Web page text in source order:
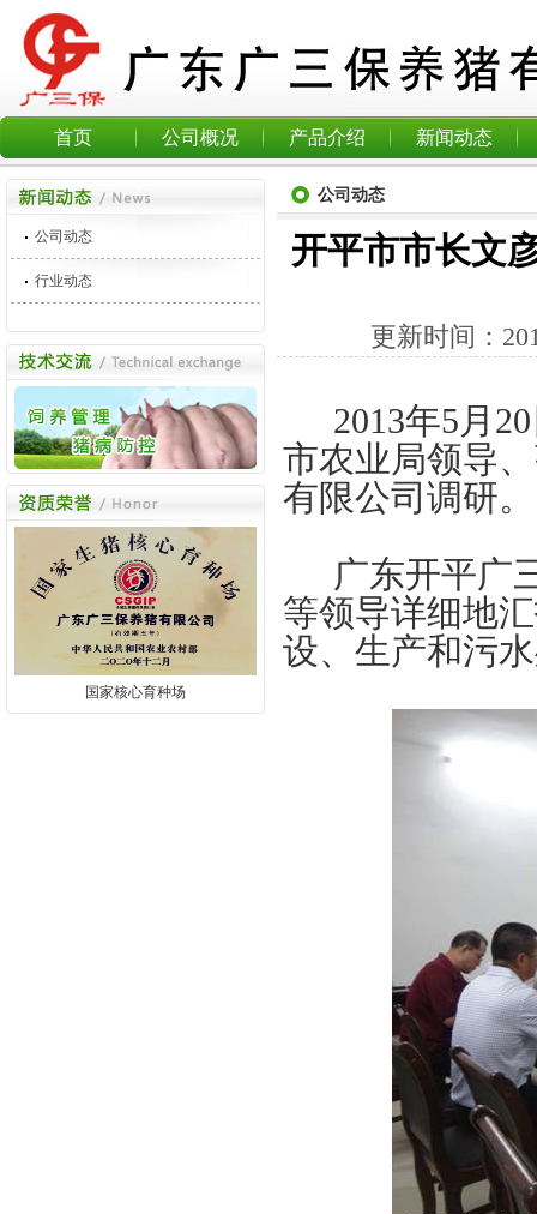
首页 公司概况 产品介绍 新闻动态
公司动态
行业动态
国家核心育种场
公司动态
开平市市长文
更新时间：
2013年5 月 20
市农业局领导
有限公司调研。
广东开平广
等领导详细地
设、生产和污